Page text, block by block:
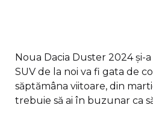
Noua Dacia Duster 2024 și-a
SUV de la noi va fi gata de
săptămâna viitoare, din
trebuie să ai în buzunar ca